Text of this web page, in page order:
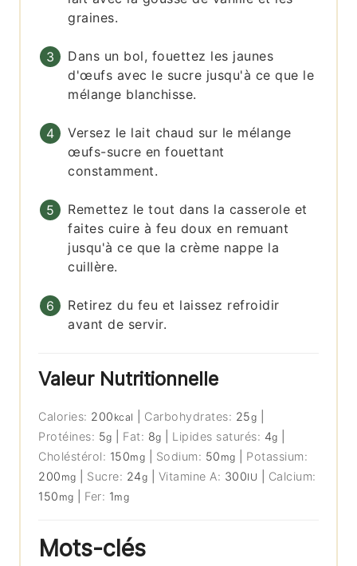
graines.
Dans un bol, fouettez les jaunes
d'œufs avec le sucre jusqu'à ce que le
mélange blanchisse.
Versez le lait chaud sur le mélange
œufs-sucre en fouettant
constamment.
Remettez le tout dans la casserole et
faites cuire à feu doux en remuant
jusqu'à ce que la crème nappe la
cuillère.
Retirez du feu et laissez refroidir
avant de servir.
Valeur Nutritionnelle
Calories: 200 kcal Carbohydrates: 25g
Protéines: 5g Fat: 8g Lipides saturés: 4g
Choléstérol: 150mg Sodium: 50 mg
Potassium:
200 mg Sucre: 24g Vitamine A: 300IU
Calcium:
150 mg Fer: 1mg
Mots-clés